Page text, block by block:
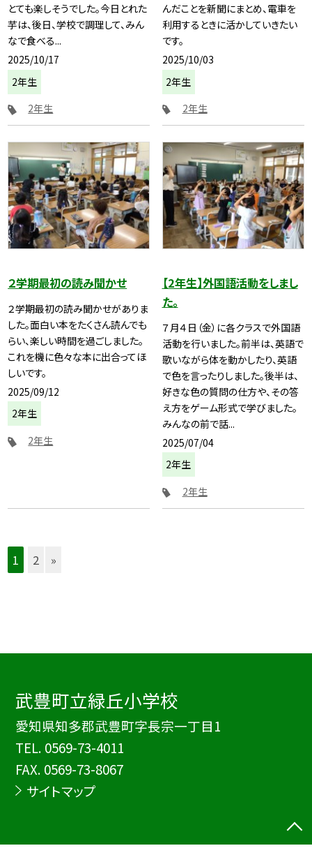
とても楽しそうでした。今日とれた
芋は、後日、学校で調理して、みん
なで食べる...
2025/10/17
2年生
2年生
んだことを新聞にまとめ、電車を
利用するときに活かしていきたい
です。
2025/10/03
2年生
2年生
２学期最初の読み聞かせ
２学期最初の読み聞かせがありま
した。面白い本をたくさん読んでも
らい、楽しい時間を過ごしました。
これを機に色々な本に出合ってほ
しいです。
2025/09/12
2年生
2年生
【2年生】外国語活動をしまし
た。
７月４日（金）に各クラスで外国語
活動を行いました。前半は、英語で
歌いながら体を動かしたり、英語
で色を言ったりしました。後半は、
好きな色の質問の仕方や、その答
え方をゲーム形式で学びました。
みんなの前で話...
2025/07/04
2年生
2年生
1 2 »
武豊町立緑丘小学校
愛知県知多郡武豊町字長宗一丁目1
TEL. 0569-73-4011
FAX. 0569-73-8067
サイトマップ